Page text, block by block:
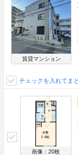
賃貸マンション
チェックを入れてま
画像：20枚